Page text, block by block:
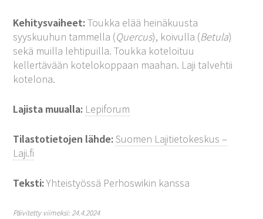
Kehitysvaiheet:Toukka elää heinäkuusta
syyskuuhun tammella (Quercus), koivulla (Betula)
sekä muilla lehtipuilla. Toukka koteloituu
kellertävään kotelokoppaan maahan. Laji talvehtii
kotelona.
Lajista muualla: Lepiforum
Tilastotietojen lähde:Suomen Lajitietokeskus –
Laji.fi
Teksti:Yhteistyössä Perhoswikin kanssa
Päivitetty viimeksi: 24.4.2024